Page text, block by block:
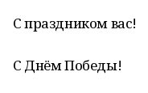
С праздником вас!
С Днём Победы!